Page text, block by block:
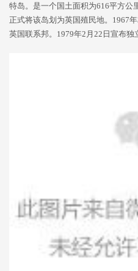
特岛。是一个国土面积为616平方公
正式将该岛划为英国殖民地。1967
英国联系邦。1979年2月22日宣布独